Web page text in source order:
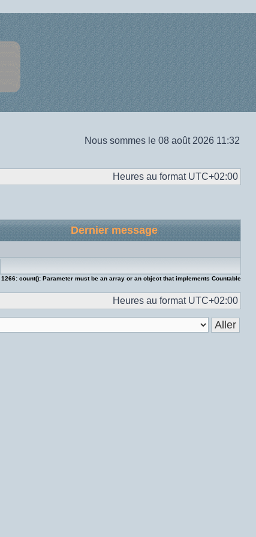
Nous sommes le 08 août 2026 11:32
Heures au format UTC+02:00
Dernier message
1266: count(): Parameter must be an array or an object that implements Countable
Heures au format UTC+02:00